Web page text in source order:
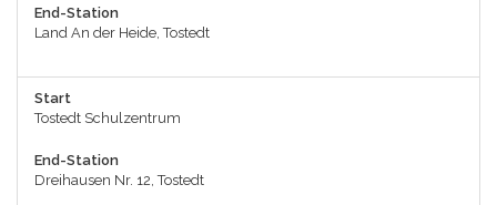
End-Station
Land An der Heide, Tostedt
Start
Tostedt Schulzentrum
End-Station
Dreihausen Nr. 12, Tostedt